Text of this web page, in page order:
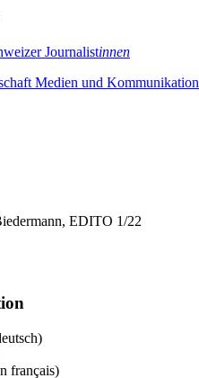
Journalistinnen
Medien und Kommunikation
EDITO 1/22
français)